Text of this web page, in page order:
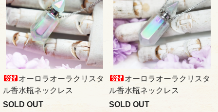
オーロラオーラクリスタ
ル香水瓶ネックレス
SOLD OUT
オーロラオーラクリスタ
ル香水瓶ネックレス
SOLD OUT